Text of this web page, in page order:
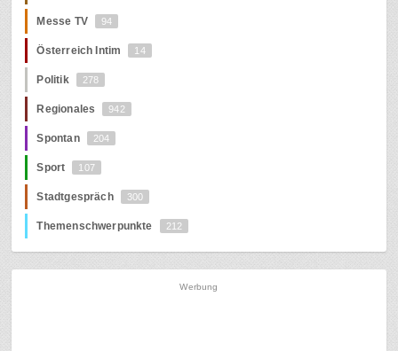
Messe TV 94
Österreich Intim 14
Politik 278
Regionales 942
Spontan 204
Sport 107
Stadtgespräch 300
Themenschwerpunkte 212
Werbung